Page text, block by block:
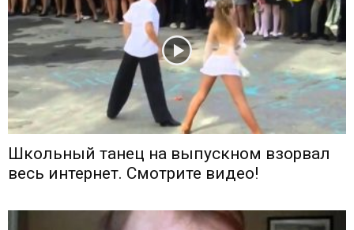
Школьный танец на выпускном взорвал
весь интернет. Смотрите видео!